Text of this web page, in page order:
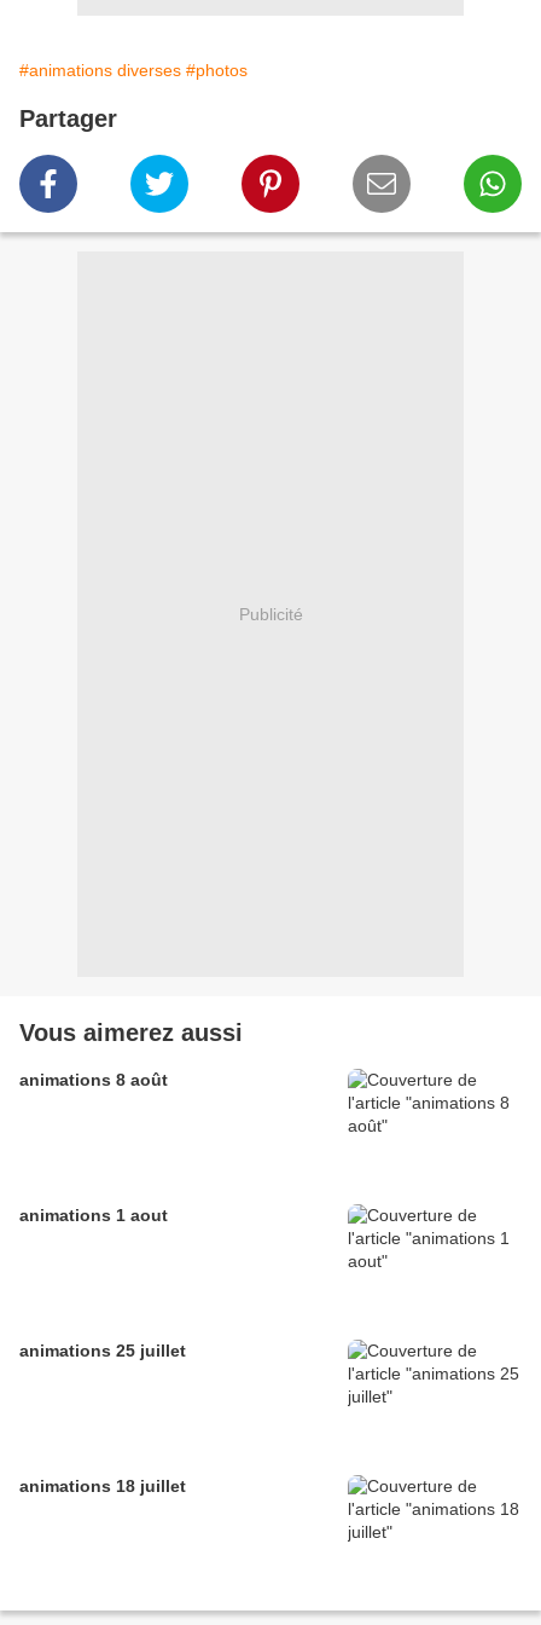
#animations diverses #photos
Partager
Publicité
Vous aimerez aussi
animations 8 août
animations 1 aout
animations 25 juillet
animations 18 juillet